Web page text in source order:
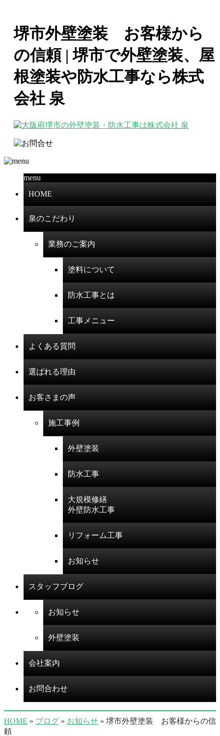
堺市外壁塗装 お客様から
の信頼 | 堺市で外壁塗装、屋
根塗装や防水工事なら株式
会社 泉
menu
HOME
泉のこだわり
業務のご案内
塗料について
防水工事とは
工事メニュー
よくある質問
選ばれる理由
お客さまの声
施工事例
外壁塗装
防水工事
大規模修繕
外壁防水工事
リフォーム工事
お知らせ
スタッフブログ
お知らせ
外壁塗装
会社案内
お問合わせ
HOME » ブログ » お知らせ » 堺市外壁塗装 お客様からの信
頼